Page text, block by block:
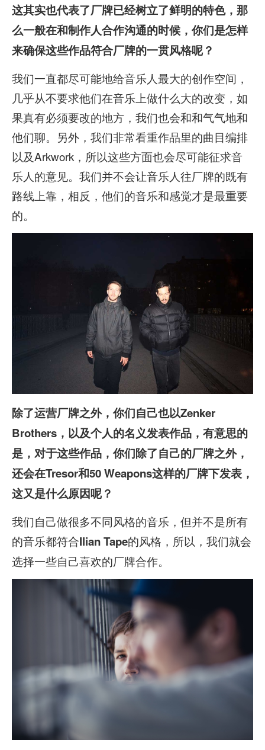
这其实也代表了厂牌已经树立了鲜明的特色，那
么一般在和制作人合作沟通的时候，你们是怎样
来确保这些作品符合厂牌的一贯风格呢？
我们一直都尽可能地给音乐人最大的创作空间，
几乎从不要求他们在音乐上做什么大的改变，如
果真有必须要改的地方，我们也会和和气气地和
他们聊。另外，我们非常看重作品里的曲目编排
以及Arkwork，所以这些方面也会尽可能征求音
乐人的意见。我们并不会让音乐人往厂牌的既有
路线上靠，相反，他们的音乐和感觉才是最重要
的。
除了运营厂牌之外，你们自己也以Zenker
Brothers，以及个人的名义发表作品，有意思的
是，对于这些作品，你们除了自己的厂牌之外，
还会在Tresor和50 Weapons这样的厂牌下发表，
这又是什么原因呢？
我们自己做很多不同风格的音乐，但并不是所有
的音乐都符合Ilian Tape的风格，所以，我们就会
选择一些自己喜欢的厂牌合作。